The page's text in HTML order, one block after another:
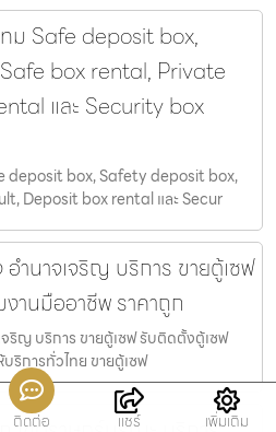
ม Safe deposit box,
box rental, Private
และ Security box
deposit box, Safety deposit box,
Deposit box rental และ Secur
ำนาจเจริญ บริการ ขายตู้เซฟ
านมืออาชีพ ราคาถูก
ริญ บริการ ขายตู้เซฟ รับติดตั้งตู้เซฟ
ริการทั่วไทย ขายตู้เซฟ
ติดต่อ แชร์ เพิ่มเติม